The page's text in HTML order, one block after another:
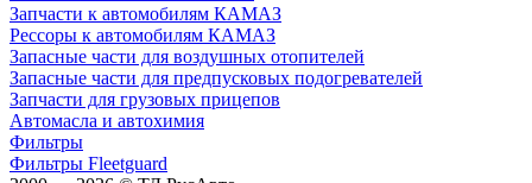
Запчасти к автомобилям КАМАЗ
Рессоры к автомобилям КАМАЗ
Запасные части для воздушных отопителей
Запасные части для предпусковых подогревателей
Запчасти для грузовых прицепов
Автомасла и автохимия
Фильтры
Фильтры Fleetguard